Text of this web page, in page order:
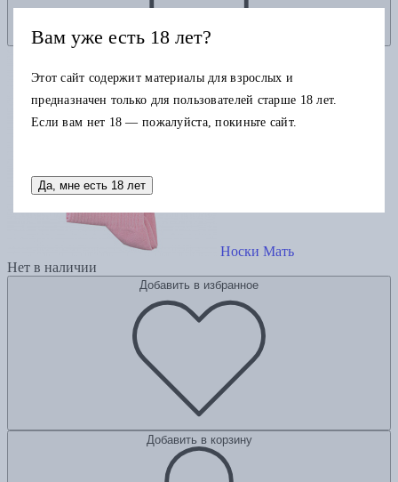
Носки Мать
Нет в наличии
Добавить в избранное
Добавить в корзину
Вам уже есть 18 лет?
Этот сайт содержит материалы для взрослых и
предназначен только для пользователей старше 18 лет.
Если вам нет 18 — пожалуйста, покиньте сайт.
Да, мне есть 18 лет